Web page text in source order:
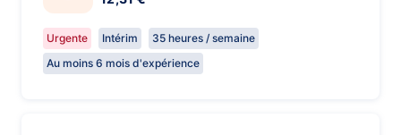
Urgente Intérim
35 heures / semaine
Au moins 6 mois d'expérience